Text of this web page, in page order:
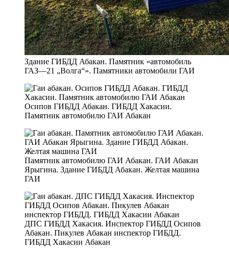
Здание ГИБДД Абакан. Памятник «автомобиль
ГАЗ—21 „Волга“». Памятники автомобили ГАИ
Осипов ГИБДД Абакан. ГИБДД Хакасии.
Памятник автомобилю ГАИ Абакан
Памятник автомобилю ГАИ Абакан. ГАИ Абакан
Ярыгина. Здание ГИБДД Абакан. Желтая машина
ГАИ
ДПС ГИБДД Хакасия. Инспектор ГИБДД Осипов
Абакан. Пикулев Абакан инспектор ГИБДД.
ГИБДД Хакасии Абакан